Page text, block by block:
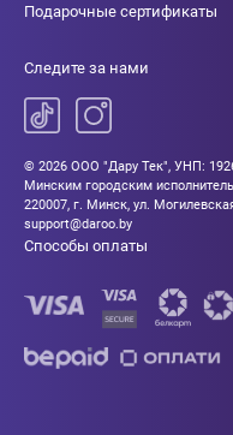
Подарочные сертификаты
Следите за нами
© 2026 ООО "Дару Тек", УНП:
Минским городским
220007, г. Минск, ул.
support@daroo.by
Способы оплаты